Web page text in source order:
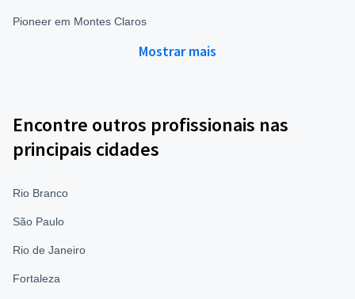
Pioneer em Montes Claros
Mostrar mais
Encontre outros profissionais nas
principais cidades
Rio Branco
São Paulo
Rio de Janeiro
Fortaleza